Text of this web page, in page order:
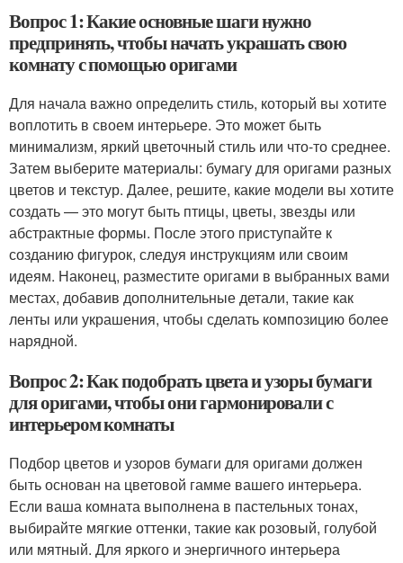
Вопрос 1: Какие основные шаги нужно
предпринять, чтобы начать украшать свою
комнату с помощью оригами
Для начала важно определить стиль, который вы хотите
воплотить в своем интерьере. Это может быть
минимализм, яркий цветочный стиль или что-то среднее.
Затем выберите материалы: бумагу для оригами разных
цветов и текстур. Далее, решите, какие модели вы хотите
создать — это могут быть птицы, цветы, звезды или
абстрактные формы. После этого приступайте к
созданию фигурок, следуя инструкциям или своим
идеям. Наконец, разместите оригами в выбранных вами
местах, добавив дополнительные детали, такие как
ленты или украшения, чтобы сделать композицию более
нарядной.
Вопрос 2: Как подобрать цвета и узоры бумаги
для оригами, чтобы они гармонировали с
интерьером комнаты
Подбор цветов и узоров бумаги для оригами должен
быть основан на цветовой гамме вашего интерьера.
Если ваша комната выполнена в пастельных тонах,
выбирайте мягкие оттенки, такие как розовый, голубой
или мятный. Для яркого и энергичного интерьера